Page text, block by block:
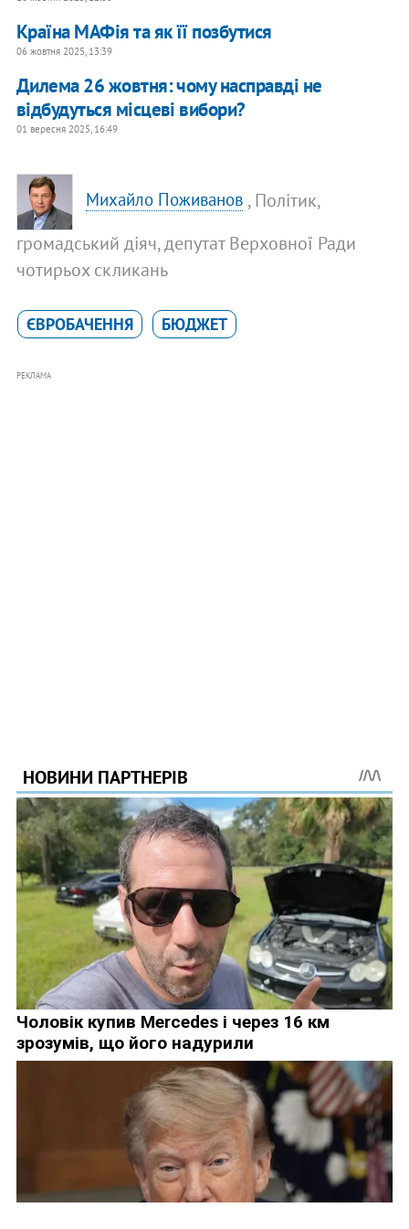
Країна МАФія та як її позбутися
06 жовтня 2025, 13:39
Дилема 26 жовтня: чому насправді не
відбудуться місцеві вибори?
01 вересня 2025, 16:49
Михайло Поживанов , Політик,
громадський діяч, депутат Верховної Ради
чотирьох скликань
ЄВРОБАЧЕННЯ БЮДЖЕТ
РЕКЛАМА